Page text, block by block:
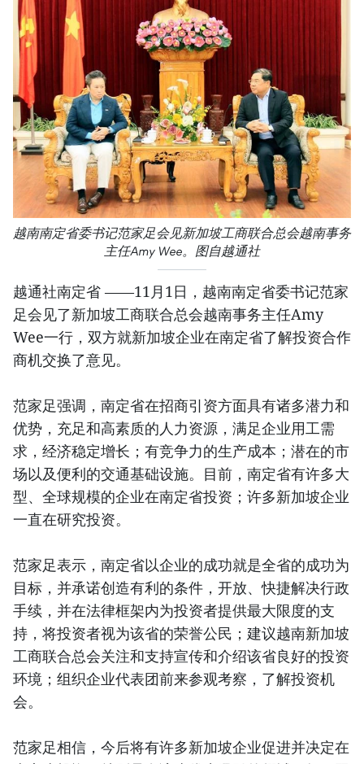
越南南定省委书记范家足会见新加坡工商联合总会越南事务
主任Amy Wee。图自越通社
越通社南定省 ——11月1日，越南南定省委书记范家
足会见了新加坡工商联合总会越南事务主任Amy
Wee一行，双方就新加坡企业在南定省了解投资合作
商机交换了意见。
范家足强调，南定省在招商引资方面具有诸多潜力和
优势，充足和高素质的人力资源，满足企业用工需
求，经济稳定增长；有竞争力的生产成本；潜在的市
场以及便利的交通基础设施。目前，南定省有许多大
型、全球规模的企业在南定省投资；许多新加坡企业
一直在研究投资。
范家足表示，南定省以企业的成功就是全省的成功为
目标，并承诺创造有利的条件，开放、快捷解决行政
手续，并在法律框架内为投资者提供最大限度的支
持，将投资者视为该省的荣誉公民；建议越南新加坡
工商联合总会关注和支持宣传和介绍该省良好的投资
环境；组织企业代表团前来参观考察，了解投资机
会。
范家足相信，今后将有许多新加坡企业促进并决定在